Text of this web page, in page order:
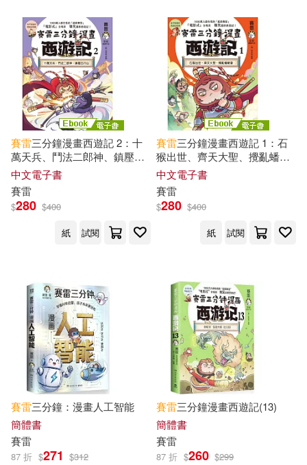
賽雷三分鐘漫畫西遊記 2：十
萬天兵、鬥法二郎神、鎮壓五
行山 (電子書)
中文電子書
賽雷
$280 $400
紙
試閱
賽雷三分鐘漫畫西遊記 1：石
猴出世、齊天大聖、攪亂蟠桃
會 (電子書)
中文電子書
賽雷
$280 $400
紙
試閱
賽雷三分鐘：漫畫人工智能
簡體書
賽雷
87 折 $271 $312
賽雷三分鐘漫畫西遊記(13)
簡體書
賽雷
87 折 $260 $299